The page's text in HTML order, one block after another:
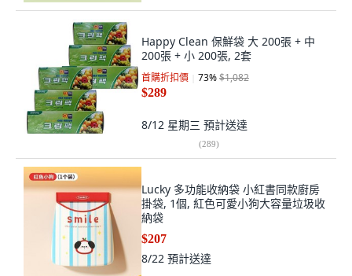
Happy Clean 保鮮袋 大 200張 + 中
200張 + 小 200張, 2套
首購折扣價 73%$1,082
$289
8/12 星期三 預計送達
(289)
Lucky 多功能收納袋 小紅書同款廚房
掛袋, 1個, 紅色可愛小狗大容量垃圾收
納袋
$207
8/22 預計送達